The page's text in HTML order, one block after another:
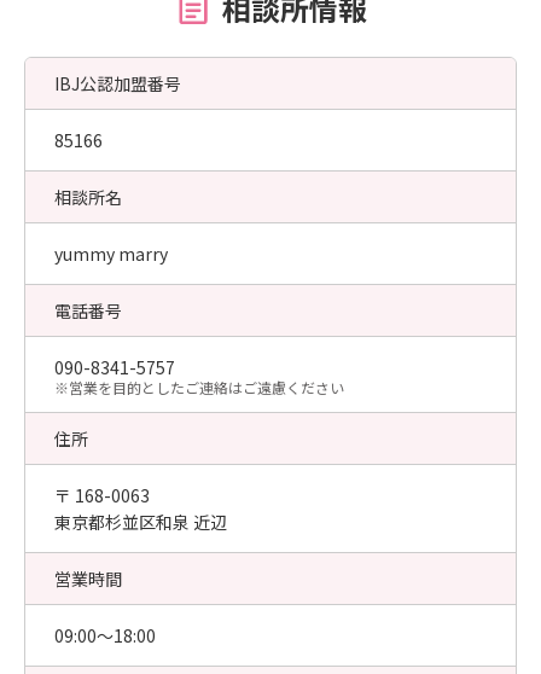
IBJ公認加盟番号
85166
相談所名
yummy marry
電話番号
090-8341-5757
​※営業を目的としたご連絡はご遠慮ください
住所
〒 168-0063
東京都杉並区和泉 近辺
営業時間
09:00〜18:00